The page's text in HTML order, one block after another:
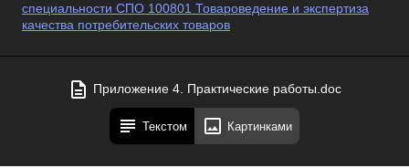
специальности СПО 100801 Товароведение и экспертиза
качества потребительских товаров
Приложение 4. Практические работы.doc
Текстом Картинками